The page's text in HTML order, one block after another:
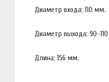
Диаметр входа: 110 мм.
Диаметр выхода: 90-
Длина: 156 мм.